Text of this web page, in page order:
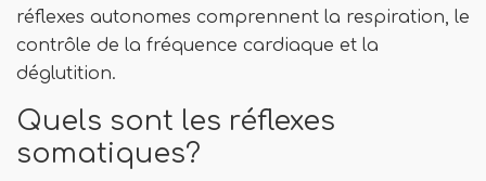
réflexes autonomes comprennent la respiration, le
contrôle de la fréquence cardiaque et la
déglutition.
Quels sont les réflexes
somatiques?